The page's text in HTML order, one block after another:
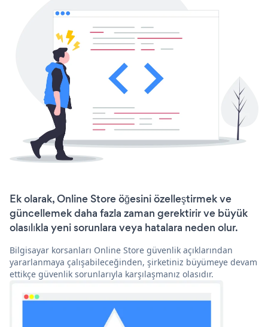
Ek olarak, Online Store öğesini özelleştirmek ve
güncellemek daha fazla zaman gerektirir ve büyük
olasılıkla yeni sorunlara veya hatalara neden olur.
Bilgisayar korsanları Online Store güvenlik açıklarından
yararlanmaya çalışabileceğinden, şirketiniz büyümeye devam
ettikçe güvenlik sorunlarıyla karşılaşmanız olasıdır.